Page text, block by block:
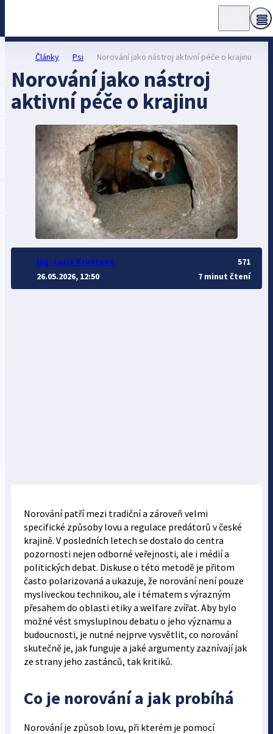
Články Psi Norování jako nástroj aktivní péče o krajinu
Norování jako nástroj
aktivní péče o krajinu
Ing. Lucie Kruntová
26.05.2026, 12:50
571
7 minut čtení
Norování patří mezi tradiční a zároveň velmi
specifické způsoby lovu a regulace predátorů v české
krajině. V posledních letech se dostalo do centra
pozornosti nejen odborné veřejnosti, ale i médií a
politických debat. Diskuse o této metodě je přitom
často polarizovaná a ukazuje, že norování není pouze
mysliveckou technikou, ale i tématem s výrazným
přesahem do oblasti etiky a welfare zvířat. Aby bylo
možné vést smysluplnou debatu o jeho významu a
budoucnosti, je nutné nejprve vysvětlit, co norování
skutečně je, jak funguje a jaké argumenty zaznívají jak
ze strany jeho zastánců, tak kritiků.
Co je norování a jak probíhá
Norování je způsob lovu, při kterém je pomocí